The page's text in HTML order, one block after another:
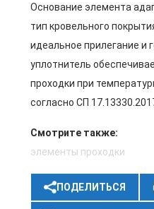
Основание элемента
тип кровельного
идеальное прилегание и
уплотнитель
проходки при
согласно СП
Смотрите также:
элементы проходки
ПОДЕЛИТЬСЯ